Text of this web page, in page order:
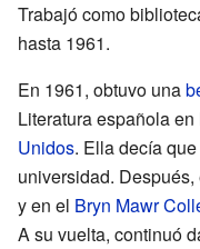
Trabajó como
hasta 1961.
En 1961, obtuvo una
Literatura española
Unidos. Ella decía
universidad.
y en el Bryn Mawr
A su vuelta, continuó